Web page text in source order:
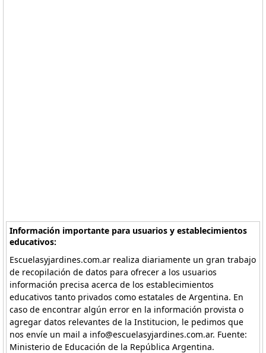
Información importante para usuarios y establecimientos
educativos:
Escuelasyjardines.com.ar realiza diariamente un gran trabajo
de recopilación de datos para ofrecer a los usuarios
información precisa acerca de los establecimientos
educativos tanto privados como estatales de Argentina. En
caso de encontrar algún error en la información provista o
agregar datos relevantes de la Institucion, le pedimos que
nos envíe un mail a info@escuelasyjardines.com.ar. Fuente:
Ministerio de Educación de la República Argentina.